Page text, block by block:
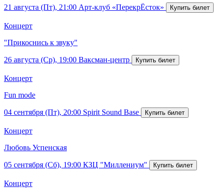
21 августа (Пт), 21:00 Арт-клуб «ПерекрЁсток»
Концерт
"Прикоснись к звуку"
26 августа (Ср), 19:00 Ваксман-центр
Концерт
Fun mode
04 сентября (Пт), 20:00 Spirit Sound Base
Концерт
Любовь Успенская
05 сентября (Сб), 19:00 КЗЦ "Миллениум"
Концерт